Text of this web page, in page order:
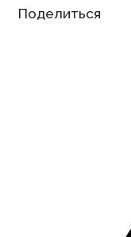
Поделиться